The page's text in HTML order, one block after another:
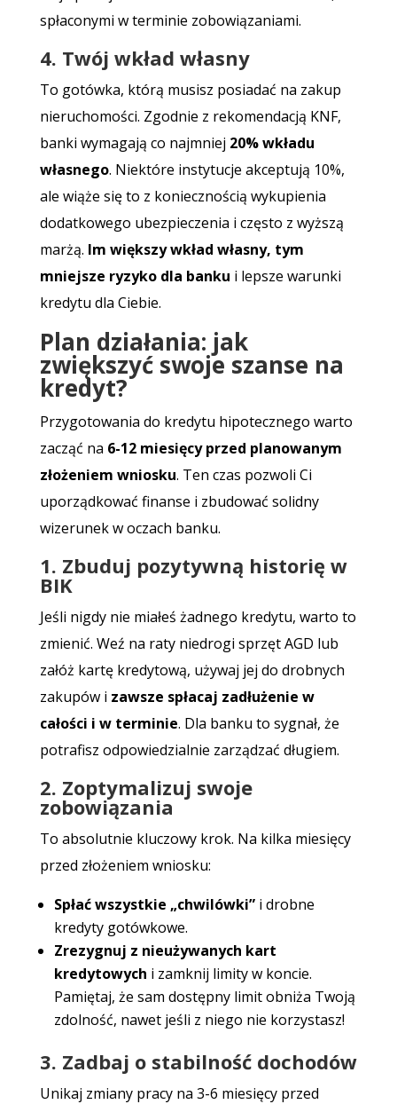
spłaconymi w terminie zobowiązaniami.
4. Twój wkład własny
To gotówka, którą musisz posiadać na zakup
nieruchomości. Zgodnie z rekomendacją KNF,
banki wymagają co najmniej 20% wkładu
własnego. Niektóre instytucje akceptują 10%,
ale wiąże się to z koniecznością wykupienia
dodatkowego ubezpieczenia i często z wyższą
marżą. Im większy wkład własny, tym
mniejsze ryzyko dla banku i lepsze warunki
kredytu dla Ciebie.
Plan działania: jak
zwiększyć swoje szanse na
kredyt?
Przygotowania do kredytu hipotecznego warto
zacząć na 6-12 miesięcy przed planowanym
złożeniem wniosku. Ten czas pozwoli Ci
uporządkować finanse i zbudować solidny
wizerunek w oczach banku.
1. Zbuduj pozytywną historię w
BIK
Jeśli nigdy nie miałeś żadnego kredytu, warto to
zmienić. Weź na raty niedrogi sprzęt AGD lub
załóż kartę kredytową, używaj jej do drobnych
zakupów i zawsze spłacaj zadłużenie w
całości i w terminie. Dla banku to sygnał, że
potrafisz odpowiedzialnie zarządzać długiem.
2. Zoptymalizuj swoje
zobowiązania
To absolutnie kluczowy krok. Na kilka miesięcy
przed złożeniem wniosku:
Spłać wszystkie „chwilówki”i drobne
kredyty gotówkowe.
Zrezygnuj z nieużywanych kart
kredytowych i zamknij limity w koncie.
Pamiętaj, że sam dostępny limit obniża Twoją
zdolność, nawet jeśli z niego nie korzystasz!
3. Zadbaj o stabilność dochodów
Unikaj zmiany pracy na 3-6 miesięcy przed